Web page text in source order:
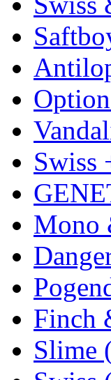
Swiss
Mono
Finch
Slime